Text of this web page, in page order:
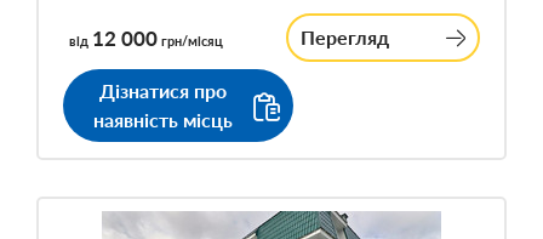
від 12 000 грн/місяц Перегляд
Дізнатися про
наявність місць